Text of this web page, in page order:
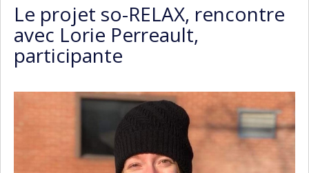
Le projet so-RELAX, rencontre
avec Lorie Perreault,
participante